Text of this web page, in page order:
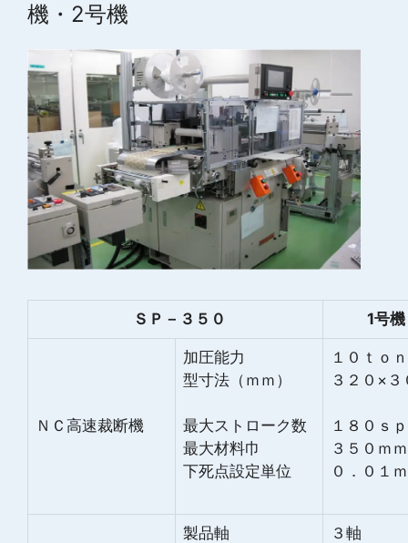
機・2号機
ＳＰ－３５０ 1号機
ＮＣ高速裁断機
加圧能力
型寸法（ｍｍ）
最大ストローク数
最大材料巾
下死点設定単位
１０ｔｏｎ
３２０×３
１８０ｓ
３５０ｍｍ
０．０１
製品軸
３軸